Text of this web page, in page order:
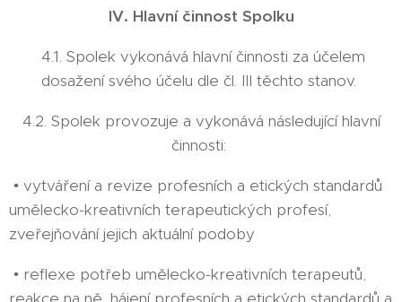
IV. Hlavní činnost Spolku
4.1. Spolek vykonává hlavní činnosti za účelem
dosažení svého účelu dle čl. III těchto stanov.
4.2. Spolek provozuje a vykonává následující hlavní
činnosti:
• vytváření a revize profesních a etických standardů
umělecko-kreativních terapeutických profesí,
zveřejňování jejich aktuální podoby
• reflexe potřeb umělecko-kreativních terapeutů,